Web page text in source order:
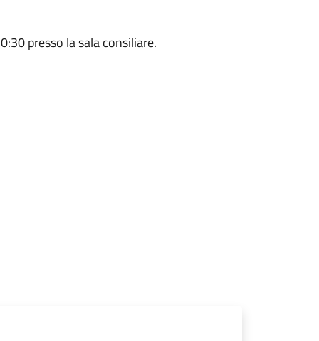
presso la sala consiliare.